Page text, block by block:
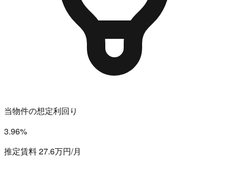
当物件の想定利回り
3.96%
推定賃料 27.6万円/月